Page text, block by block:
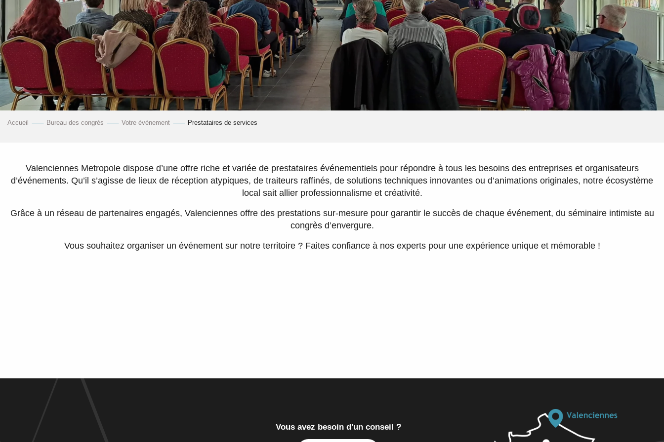
Accueil Bureau des congrès Votre événement Prestataires de services
Valenciennes Metropole dispose d’une offre riche et variée de prestataires événementiels pour répondre à tous les besoins des entreprises et organisateurs
d’événements. Qu’il s’agisse de lieux de réception atypiques, de traiteurs raffinés, de solutions techniques innovantes ou d’animations originales, notre écosystème
local sait allier professionnalisme et créativité.
Grâce à un réseau de partenaires engagés, Valenciennes offre des prestations sur-mesure pour garantir le succès de chaque événement, du séminaire intimiste au
congrès d’envergure.
Vous souhaitez organiser un événement sur notre territoire ? Faites confiance à nos experts pour une expérience unique et mémorable !
Vous avez besoin d'un conseil ?